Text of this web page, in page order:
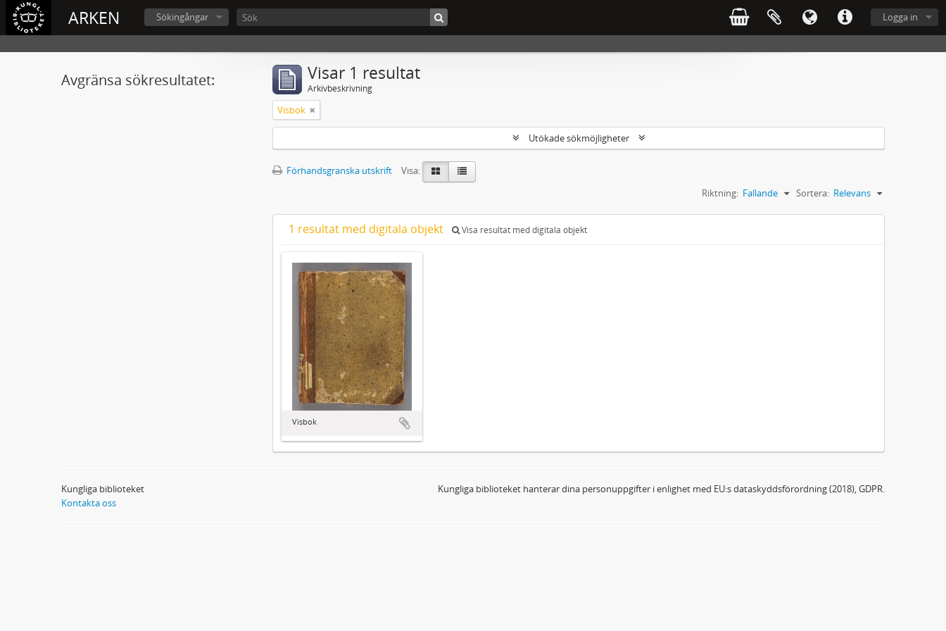
ARKEN Logga in
Sökingångar
Avgränsa sökresultatet: Visar 1 resultat
Arkivbeskrivning
Visbok
Utökade sökmöjligheter
Förhandsgranska utskrift
Visa:
Sortera: Relevans
Riktning: Fallande
1 resultat med digitala objekt Visa resultat med digitala objekt
Visbok
Kungliga biblioteket
Kontakta oss
Kungliga biblioteket hanterar dina personuppgifter i enlighet med EU:s dataskyddsförordning (2018), GDPR.